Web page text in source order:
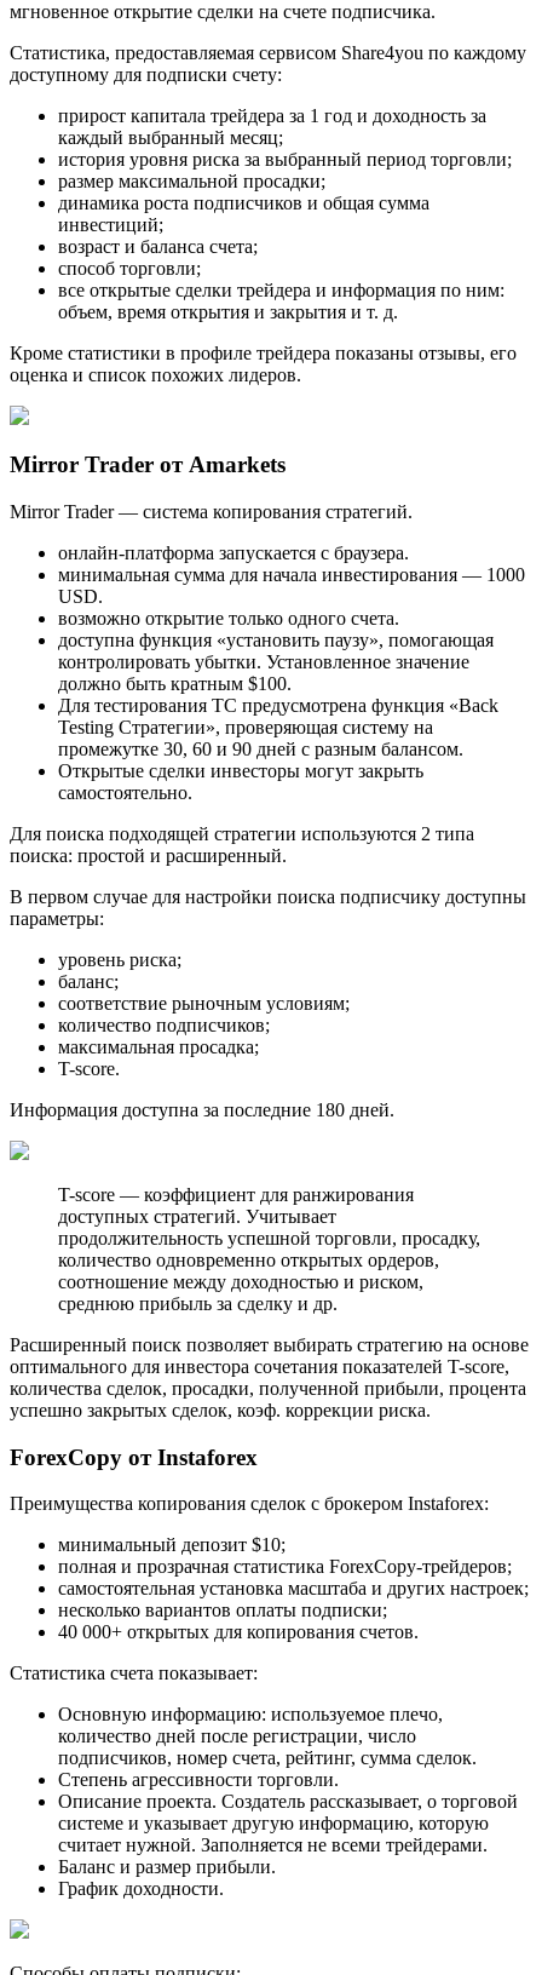
мгновенное открытие сделки на счете подписчика.
Статистика, предоставляемая сервисом Share4you по каждому
доступному для подписки счету:
прирост капитала трейдера за 1 год и доходность за
каждый выбранный месяц;
история уровня риска за выбранный период торговли;
размер максимальной просадки;
динамика роста подписчиков и общая сумма
инвестиций;
возраст и баланса счета;
способ торговли;
все открытые сделки трейдера и информация по ним:
объем, время открытия и закрытия и т. д.
Кроме статистики в профиле трейдера показаны отзывы, его
оценка и список похожих лидеров.
Mirror Trader от Amarkets
Mirror Trader — система копирования стратегий.
онлайн-платформа запускается с браузера.
минимальная сумма для начала инвестирования — 1000
USD.
возможно открытие только одного счета.
доступна функция «установить паузу», помогающая
контролировать убытки. Установленное значение
должно быть кратным $100.
Для тестирования ТС предусмотрена функция «Back
Testing Стратегии», проверяющая систему на
промежутке 30, 60 и 90 дней с разным балансом.
Открытые сделки инвесторы могут закрыть
самостоятельно.
Для поиска подходящей стратегии используются 2 типа
поиска: простой и расширенный.
В первом случае для настройки поиска подписчику доступны
параметры:
уровень риска;
баланс;
соответствие рыночным условиям;
количество подписчиков;
максимальная просадка;
T-score.
Информация доступна за последние 180 дней.
T-score — коэффициент для ранжирования
доступных стратегий. Учитывает
продолжительность успешной торговли, просадку,
количество одновременно открытых ордеров,
соотношение между доходностью и риском,
среднюю прибыль за сделку и др.
Расширенный поиск позволяет выбирать стратегию на основе
оптимального для инвестора сочетания показателей T-score,
количества сделок, просадки, полученной прибыли, процента
успешно закрытых сделок, коэф. коррекции риска.
ForexCopy от Instaforex
Преимущества копирования сделок с брокером Instaforex:
минимальный депозит $10;
полная и прозрачная статистика ForexCopy-трейдеров;
самостоятельная установка масштаба и других настроек;
несколько вариантов оплаты подписки;
40 000+ открытых для копирования счетов.
Статистика счета показывает:
Основную информацию: используемое плечо,
количество дней после регистрации, число
подписчиков, номер счета, рейтинг, сумма сделок.
Степень агрессивности торговли.
Описание проекта. Создатель рассказывает, о торговой
системе и указывает другую информацию, которую
считает нужной. Заполняется не всеми трейдерами.
Баланс и размер прибыли.
График доходности.